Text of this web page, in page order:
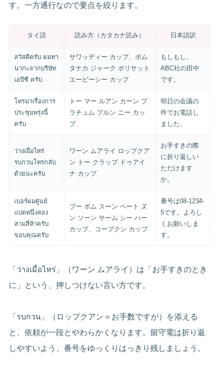
す。一方通行なので要点を絞ります。
タイ語 読み方（カタカナ読み） 日本語訳
สวัสดีครับ ผมทา
นากะจากบริษัท
เอบีซี ครับ
サワッディー カップ、ポム
タナカ ジャーク ボリサット
エービーシー カップ
もしもし、
ABC社の田中
です。
โทรมาเรื่องการ
ประชุมพรุ่งนี้
ครับ
トー マー ルアン カーン プ
ラチュム プルン ニー カッ
プ
明日の会議の
件でお電話し
ました。
ว่างเมื่อไหร่
รบกวนโทรกลับ
ด้วยนะครับ
ワーン ムアライ ロップクア
ン トー クラップ ドゥアイ
ナ カップ
お手すきの際
に折り返しい
ただけます
か。
เบอร์ผมศูนย์
แปดหนึ่งสอง
สามสี่ห้าครับ
ขอบคุณครับ
ブー ポム スーン ペート ヌ
ン ソーン サーム シー ハー
カップ、コープクン カップ
番号は08-1234-
5です。よろし
くお願いしま
す。
「ว่างเมื่อไหร่」（ワーン ムアライ）は「お手すきのとき
に」という、押しつけない言い方です。
「รบกวน」（ロップクアン＝お手数ですが）を添える
と、依頼が一段とやわらかくなります。留守電は折り返
しやすいよう、番号をゆっくりはっきり残しましょう。